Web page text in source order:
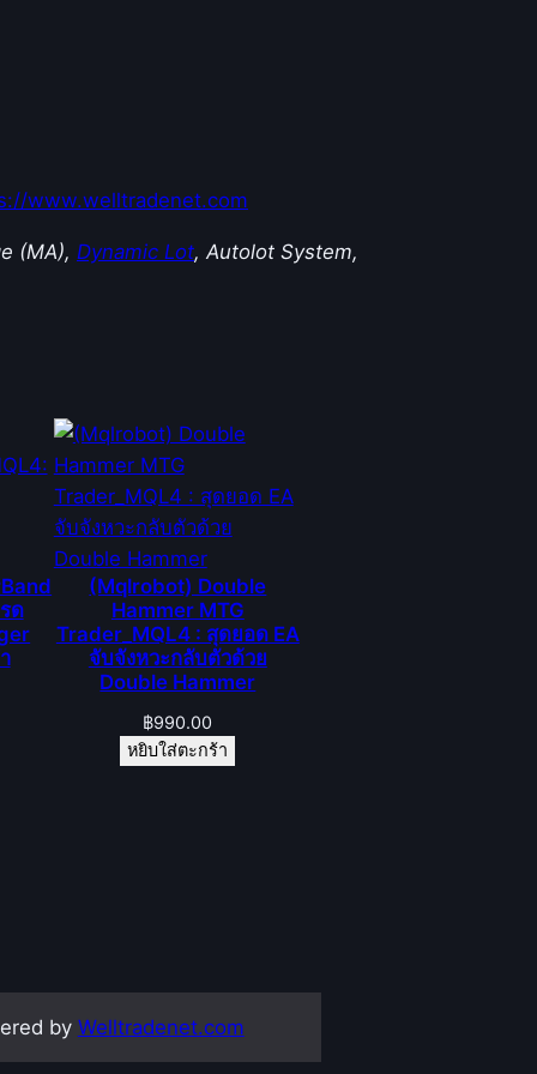
www.welltradenet.com
(MA), Dynamic Lot, Autolot System,
ด
(Mqlrobot) Double
Hammer MTG
Trader_MQL4 : สุดยอด EA
จับจังหวะกลับตัวด้วย
Double Hammer
฿990.00
หยิบใส่ตะกร้า
by Welltradenet.com